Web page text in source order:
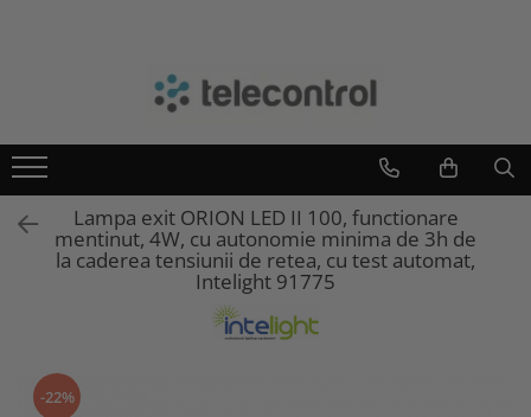
Toate Produsele
Evacuare
Baterii pentru kit de emergenta
Continuarea lucrului
Continuarea lucrului extraluminos
Kit emergenta lampi fluorescente
Centrala de baterii
Teletask
Intelight
Hikvision
Lampa exit ORION LED II 100, functionare
mentinut, 4W, cu autonomie minima de 3h de
la caderea tensiunii de retea, cu test automat,
Intelight 91775
-22%